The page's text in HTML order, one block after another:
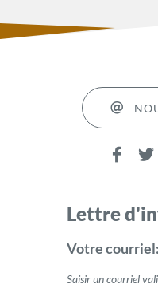
Lettre
Votre courriel: